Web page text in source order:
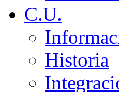
C.U.
Historia